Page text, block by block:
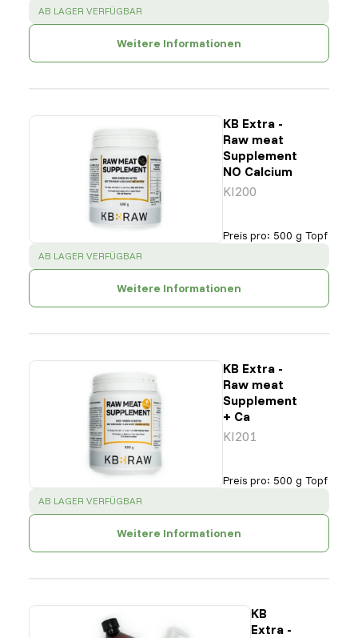
SUCCESS:
AB LAGER VERFÜGBAR
Weitere Informationen
KB Extra -
Raw meat
Supplement
NO Calcium
KI200
Preis pro: 500 g Topf
SUCCESS:
AB LAGER VERFÜGBAR
Weitere Informationen
KB Extra -
Raw meat
Supplement
+ Ca
KI201
Preis pro: 500 g Topf
SUCCESS:
AB LAGER VERFÜGBAR
Weitere Informationen
KB
Extra -